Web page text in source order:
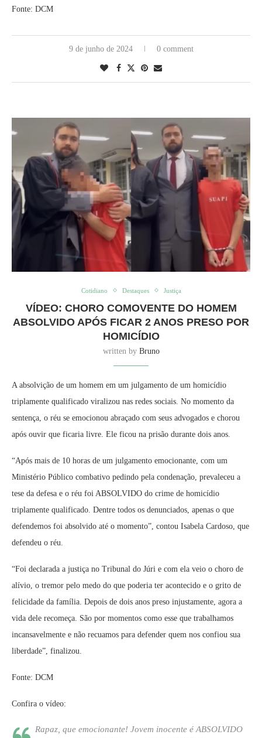
Fonte: DCM
9 de junho de 2024 0 comment
Cotidiano Destaques Justiça
VÍDEO: CHORO COMOVENTE DO HOMEM
ABSOLVIDO APÓS FICAR 2 ANOS PRESO POR
HOMICÍDIO
written by Bruno
A absolvição de um homem em um julgamento de um homicídio
triplamente qualificado viralizou nas redes sociais. No momento da
sentença, o réu se emocionou abraçado com seus advogados e chorou
após ouvir que ficaria livre. Ele ficou na prisão durante dois anos.
“Após mais de 10 horas de um julgamento emocionante, com um
Ministério Público combativo pedindo pela condenação, prevaleceu a
tese da defesa e o réu foi ABSOLVIDO do crime de homicídio
triplamente qualificado. Dentre todos os denunciados, apenas o que
defendemos foi absolvido até o momento”, contou Isabela Cardoso, que
defendeu o réu.
“Foi declarada a justiça no Tribunal do Júri e com ela veio o choro de
alívio, o tremor pelo medo do que poderia ter acontecido e o grito de
felicidade da família. Depois de dois anos preso injustamente, agora a
vida dele recomeça. São por momentos como esse que trabalhamos
incansavelmente e não recuamos para defender quem nos confiou sua
liberdade”, finalizou.
Fonte: DCM
Confira o vídeo:
Rapaz, que emocionante! Jovem inocente é ABSOLVIDO